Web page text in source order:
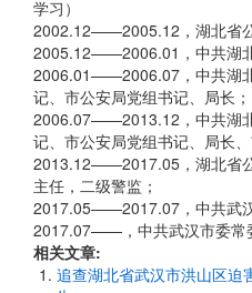
学习）
2002.12——2005.12，湖北省
2005.12——2006.01，中共湖
2006.01——2006.07，中共湖
记、市公安局党组书记、局长；
2006.07——2013.12，中共湖
记、市公安局党组书记、局长
2013.12——2017.05，湖北省
主任，二级警监；
2017.05——2017.07，中共武
2017.07——，中共武汉市委常
相关文章:
追查湖北省武汉市洪山区迫